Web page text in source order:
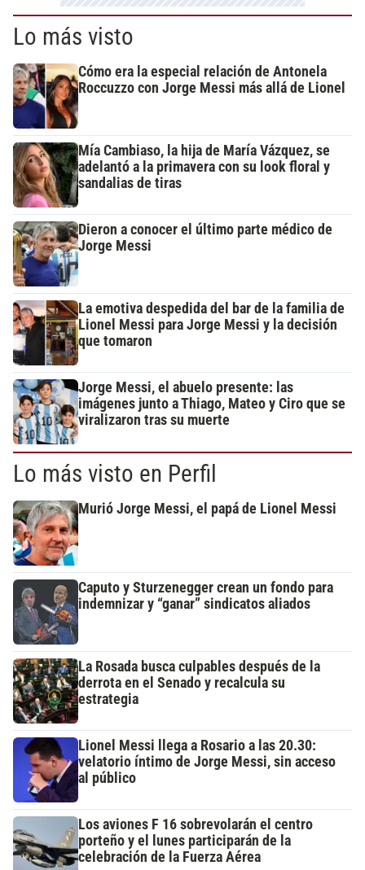
Lo más visto
Cómo era la especial relación de Antonela
Roccuzzo con Jorge Messi más allá de Lionel
Mía Cambiaso, la hija de María Vázquez, se
adelantó a la primavera con su look floral y
sandalias de tiras
Dieron a conocer el último parte médico de
Jorge Messi
La emotiva despedida del bar de la familia de
Lionel Messi para Jorge Messi y la decisión
que tomaron
Jorge Messi, el abuelo presente: las
imágenes junto a Thiago, Mateo y Ciro que se
viralizaron tras su muerte
Lo más visto en Perfil
Murió Jorge Messi, el papá de Lionel Messi
Caputo y Sturzenegger crean un fondo para
indemnizar y “ganar” sindicatos aliados
La Rosada busca culpables después de la
derrota en el Senado y recalcula su
estrategia
Lionel Messi llega a Rosario a las 20.30:
velatorio íntimo de Jorge Messi, sin acceso
al público
Los aviones F 16 sobrevolarán el centro
porteño y el lunes participarán de la
celebración de la Fuerza Aérea